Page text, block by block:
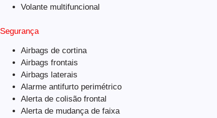
Volante multifuncional
Segurança
Airbags de cortina
Airbags frontais
Airbags laterais
Alarme antifurto perimétrico
Alerta de colisão frontal
Alerta de mudança de faixa